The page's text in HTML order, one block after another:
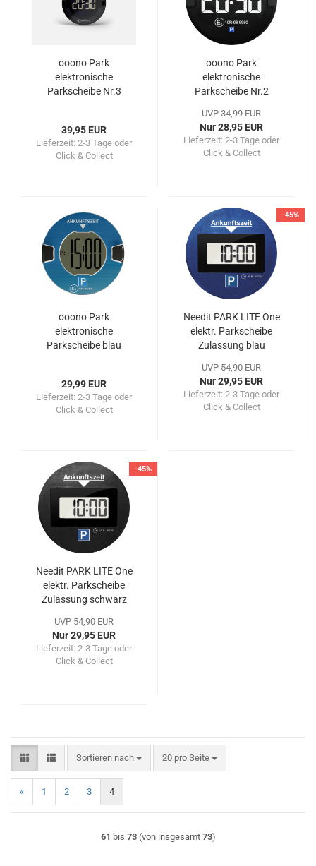
ooono Park
elektronische
Parkscheibe Nr.3
39,95 EUR
Lieferzeit: 2-3 Tage oder
Click & Collect
ooono Park
elektronische
Parkscheibe Nr.2
UVP 34,99 EUR
Nur 28,95 EUR
Lieferzeit: 2-3 Tage oder
Click & Collect
ooono Park
elektronische
Parkscheibe blau
29,99 EUR
Lieferzeit: 2-3 Tage oder
Click & Collect
-45%
Needit PARK LITE One
elektr. Parkscheibe
Zulassung blau
UVP 54,90 EUR
Nur 29,95 EUR
Lieferzeit: 2-3 Tage oder
Click & Collect
-45%
Needit PARK LITE One
elektr. Parkscheibe
Zulassung schwarz
UVP 54,90 EUR
Nur 29,95 EUR
Lieferzeit: 2-3 Tage oder
Click & Collect
Sortieren nach
Sortieren nach 20 pro Seite
pro Seite
« 1 2 3 4
61 bis 73(von insgesamt 73)